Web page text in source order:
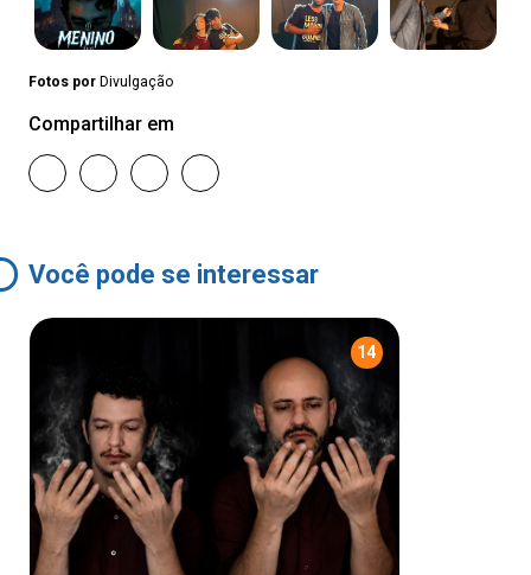
Fotos por Divulgação
Compartilhar em
Você pode se interessar
14